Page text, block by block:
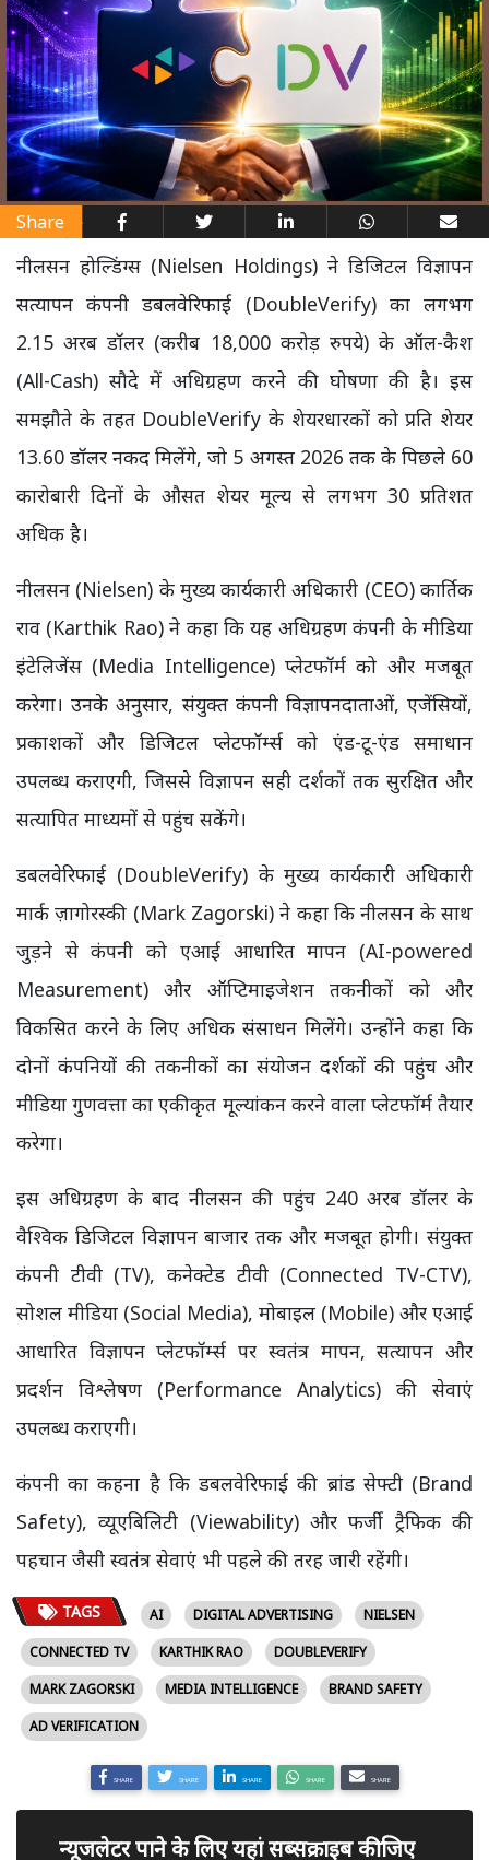
Share
नीलसन होल्डिंग्स (Nielsen Holdings) ने डिजिटल विज्ञापन
सत्यापन कंपनी डबलवेरिफाई (DoubleVerify) का लगभग
2.15 अरब डॉलर (करीब 18,000 करोड़ रुपये) के ऑल-कैश
(All-Cash) सौदे में अधिग्रहण करने की घोषणा की है। इस
समझौते के तहत DoubleVerify के शेयरधारकों को प्रति शेयर
13.60 डॉलर नकद मिलेंगे, जो 5 अगस्त 2026 तक के पिछले 60
कारोबारी दिनों के औसत शेयर मूल्य से लगभग 30 प्रतिशत
अधिक है।
नीलसन (Nielsen) के मुख्य कार्यकारी अधिकारी (CEO) कार्तिक
राव (Karthik Rao) ने कहा कि यह अधिग्रहण कंपनी के मीडिया
इंटेलिजेंस (Media Intelligence) प्लेटफॉर्म को और मजबूत
करेगा। उनके अनुसार, संयुक्त कंपनी विज्ञापनदाताओं, एजेंसियों,
प्रकाशकों और डिजिटल प्लेटफॉर्म्स को एंड-टू-एंड समाधान
उपलब्ध कराएगी, जिससे विज्ञापन सही दर्शकों तक सुरक्षित और
सत्यापित माध्यमों से पहुंच सकेंगे।
डबलवेरिफाई (DoubleVerify) के मुख्य कार्यकारी अधिकारी
मार्क ज़ागोरस्की (Mark Zagorski) ने कहा कि नीलसन के साथ
जुड़ने से कंपनी को एआई आधारित मापन (AI-powered
Measurement) और ऑप्टिमाइजेशन तकनीकों को और
विकसित करने के लिए अधिक संसाधन मिलेंगे। उन्होंने कहा कि
दोनों कंपनियों की तकनीकों का संयोजन दर्शकों की पहुंच और
मीडिया गुणवत्ता का एकीकृत मूल्यांकन करने वाला प्लेटफॉर्म तैयार
करेगा।
इस अधिग्रहण के बाद नीलसन की पहुंच 240 अरब डॉलर के
वैश्विक डिजिटल विज्ञापन बाजार तक और मजबूत होगी। संयुक्त
कंपनी टीवी (TV), कनेक्टेड टीवी (Connected TV-CTV),
सोशल मीडिया (Social Media), मोबाइल (Mobile) और एआई
आधारित विज्ञापन प्लेटफॉर्म्स पर स्वतंत्र मापन, सत्यापन और
प्रदर्शन विश्लेषण (Performance Analytics) की सेवाएं
उपलब्ध कराएगी।
कंपनी का कहना है कि डबलवेरिफाई की ब्रांड सेफ्टी (Brand
Safety), व्यूएबिलिटी (Viewability) और फर्जी ट्रैफिक की
पहचान जैसी स्वतंत्र सेवाएं भी पहले की तरह जारी रहेंगी।
TAGS AI DIGITAL ADVERTISING
NIELSEN
CONNECTED TV
KARTHIK RAO
DOUBLEVERIFY
MARK ZAGORSKI
MEDIA INTELLIGENCE
BRAND SAFETY
AD VERIFICATION
SHARE SHARE SHARE SHARE SHARE
न्यूजलेटर पाने के लिए यहां सब्सक्राइब कीजिए